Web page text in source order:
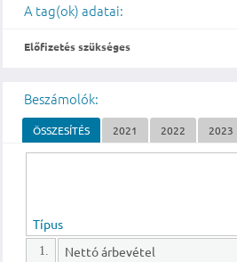
A tag(ok) adatai:
Előfizetés szükséges
Beszámolók:
ÖSSZESÍTÉS 2021 2022 2023
Típus
1. Nettó árbevétel